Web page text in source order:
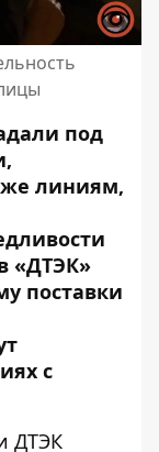
под
же линиям,
«ДТЭК»
поставки
с
ДТЭК